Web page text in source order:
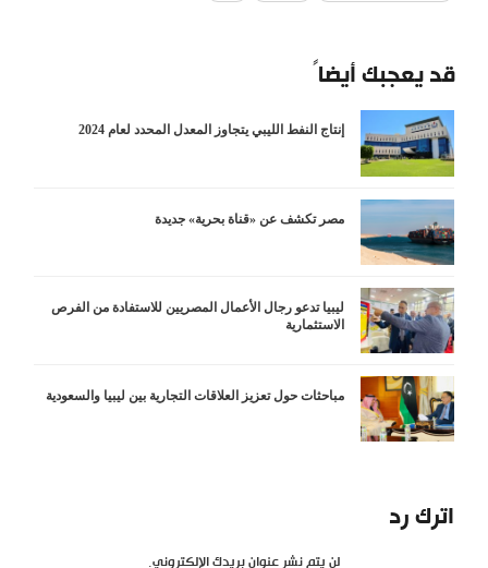
قد يعجبك أيضاً
إنتاج النفط الليبي يتجاوز المعدل المحدد لعام 2024
مصر تكشف عن «قناة بحرية» جديدة
ليبيا تدعو رجال الأعمال المصريين للاستفادة من الفرص
الاستثمارية
مباحثات حول تعزيز العلاقات التجارية بين ليبيا والسعودية
اترك رد
لن يتم نشر عنوان بريدك الإلكتروني.